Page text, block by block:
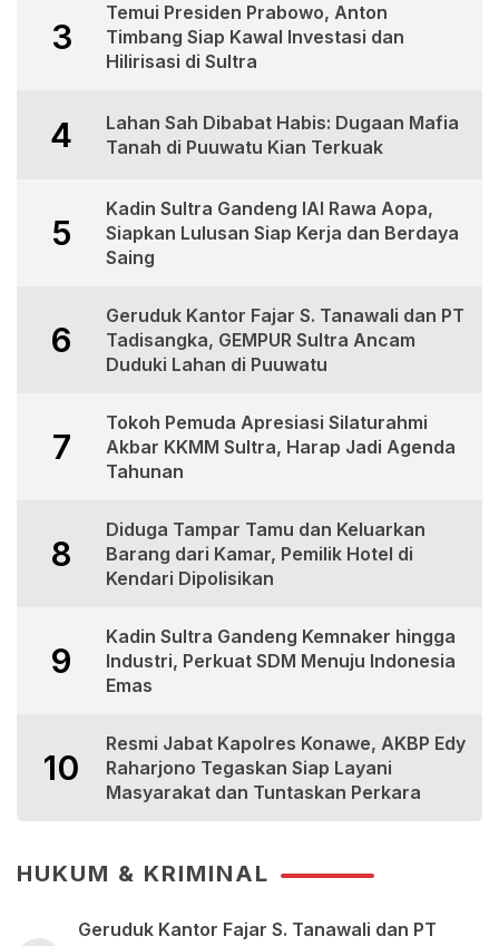
3
Temui Presiden Prabowo, Anton
Timbang Siap Kawal Investasi dan
Hilirisasi di Sultra
4
Lahan Sah Dibabat Habis: Dugaan Mafia
Tanah di Puuwatu Kian Terkuak
5
Kadin Sultra Gandeng IAI Rawa Aopa,
Siapkan Lulusan Siap Kerja dan Berdaya
Saing
6
Geruduk Kantor Fajar S. Tanawali dan PT
Tadisangka, GEMPUR Sultra Ancam
Duduki Lahan di Puuwatu
7
Tokoh Pemuda Apresiasi Silaturahmi
Akbar KKMM Sultra, Harap Jadi Agenda
Tahunan
8
Diduga Tampar Tamu dan Keluarkan
Barang dari Kamar, Pemilik Hotel di
Kendari Dipolisikan
9
Kadin Sultra Gandeng Kemnaker hingga
Industri, Perkuat SDM Menuju Indonesia
Emas
10
Resmi Jabat Kapolres Konawe, AKBP Edy
Raharjono Tegaskan Siap Layani
Masyarakat dan Tuntaskan Perkara
HUKUM & KRIMINAL
Geruduk Kantor Fajar S. Tanawali dan PT